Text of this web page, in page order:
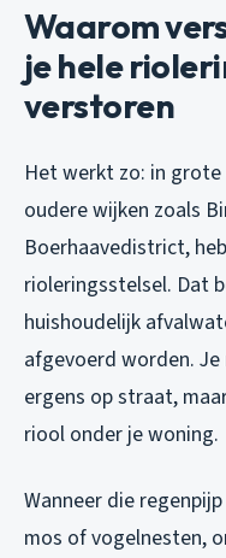
Waarom
je hele
verstoren
Het werkt zo: in
oudere wijken zoals
Boerhaavedistrict,
rioleringsstelsel. Dat
huishoudelijk
afgevoerd worden.
ergens op straat,
riool onder je woning.
Wanneer die
mos of vogelnesten,